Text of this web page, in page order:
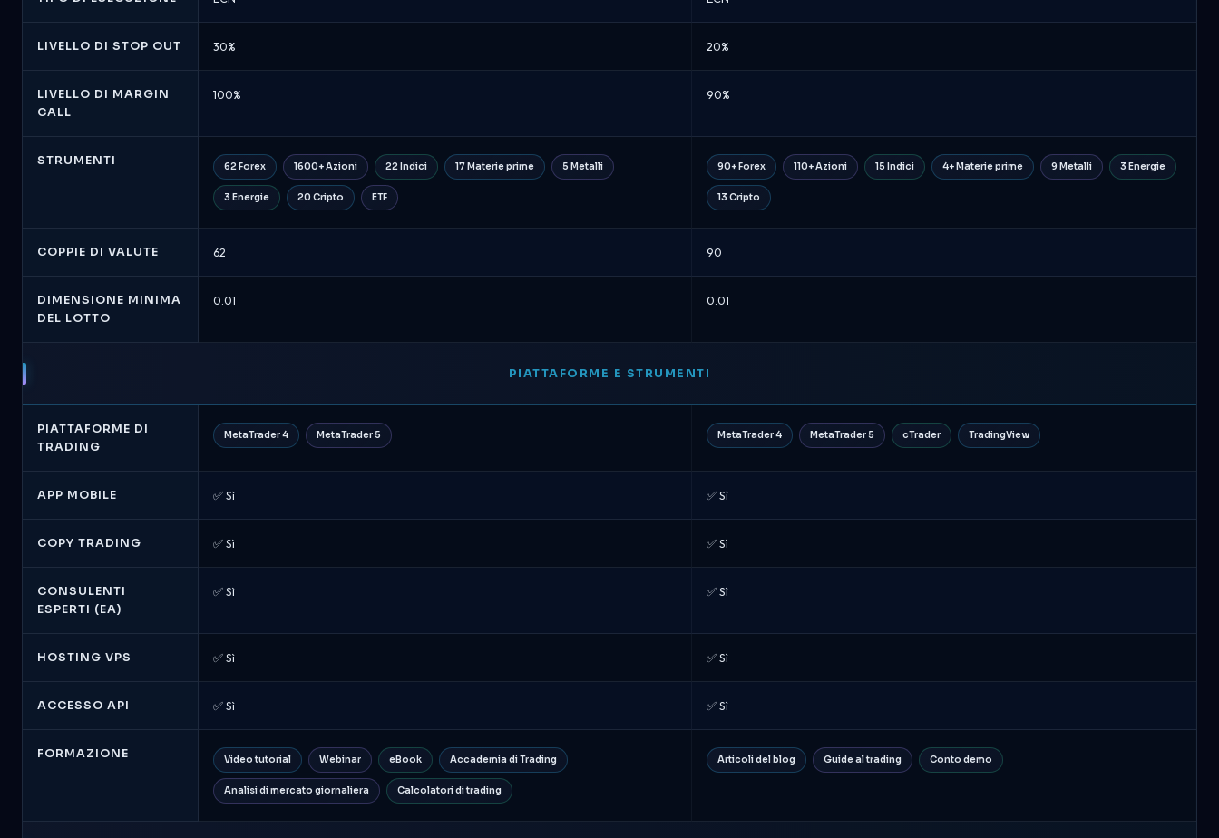
LIVELLO DI STOP OUT 30% 20%
LIVELLO DI MARGIN
CALL
100% 90%
STRUMENTI 62 Forex 1600+ Azioni 22 Indici 17 Materie prime 5 Metalli
3 Energie 20 Cripto ETF
90+ Forex 110+ Azioni 15 Indici 4+ Materie prime 9 Metalli 3 Energie
13 Cripto
COPPIE DI VALUTE 62 90
DIMENSIONE MINIMA
DEL LOTTO
0.01 0.01
PIATTAFORME E STRUMENTI
PIATTAFORME DI
TRADING
MetaTrader 4 MetaTrader 5 MetaTrader 4 MetaTrader 5 cTrader TradingView
APP MOBILE ✅ Sì ✅ Sì
COPY TRADING ✅ Sì ✅ Sì
CONSULENTI
ESPERTI (EA)
✅ Sì ✅ Sì
HOSTING VPS ✅ Sì ✅ Sì
ACCESSO API ✅ Sì ✅ Sì
FORMAZIONE Video tutorial Webinar eBook Accademia di Trading
Analisi di mercato giornaliera Calcolatori di trading
Articoli del blog Guide al trading Conto demo